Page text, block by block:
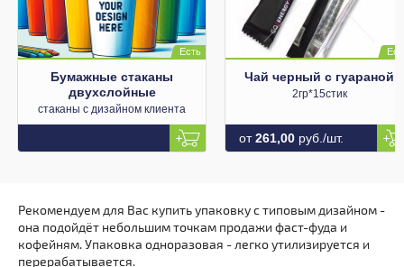
Бумажные стаканы
двухслойные
стаканы с дизайном клиента
Чай черный с гуараной
2гр*15стик
от261,00 руб./шт.
Рекомендуем для Вас купить упаковку с типовым дизайном -
она подойдёт небольшим точкам продажи фаст-фуда и
кофейням. Упаковка одноразовая - легко утилизируется и
перерабатывается.